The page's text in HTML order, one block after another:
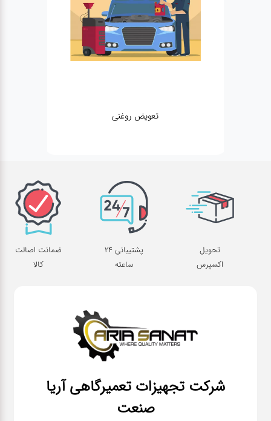
تعویض روغنی
تحویل
اکسپرس
پشتیبانی 24
ساعته
ضمانت اصالت
کالا
شرکت تجهیزات تعمیرگاهی آریا
صنعت